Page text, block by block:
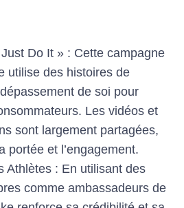
Do It » : Cette campagne
utilise des histoires de
de soi pour
Les vidéos et
sont largement partagées,
portée et l’engagement.
Athlètes : En utilisant des
comme ambassadeurs de